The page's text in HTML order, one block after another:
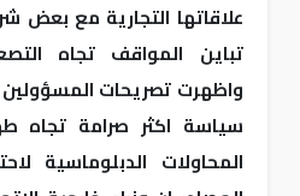
علاقاتها التجارية مع بعض
تباين المواقف تجاه
واظهرت تصريحات المسؤولين
سياسة اكثر صرامة تجاه
المحاولات الدبلوماسية